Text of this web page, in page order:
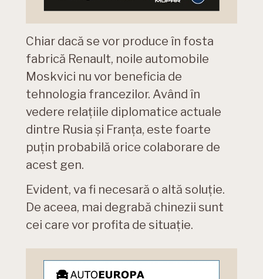
Chiar dacă se vor produce în fosta
fabrică Renault, noile automobile
Moskvici nu vor beneficia de
tehnologia francezilor. Având în
vedere relațiile diplomatice actuale
dintre Rusia și Franța, este foarte
puțin probabilă orice colaborare de
acest gen.
Evident, va fi necesară o altă soluție.
De aceea, mai degrabă chinezii sunt
cei care vor profita de situație.